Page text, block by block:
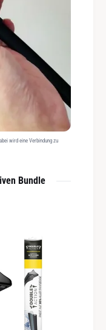
wird eine Verbindung zu
Bundle